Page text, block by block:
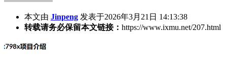
本文由 Jinpeng 发表于2026年3月21日 14:13:38
转载请务必保留本文链接： https://www.ixmu.net/207.html